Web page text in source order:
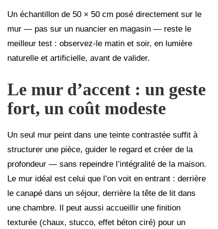
Un échantillon de 50 × 50 cm posé directement sur le
mur — pas sur un nuancier en magasin — reste le
meilleur test : observez-le matin et soir, en lumière
naturelle et artificielle, avant de valider.
Le mur d’accent : un geste
fort, un coût modeste
Un seul mur peint dans une teinte contrastée suffit à
structurer une pièce, guider le regard et créer de la
profondeur — sans repeindre l’intégralité de la maison.
Le mur idéal est celui que l’on voit en entrant : derrière
le canapé dans un séjour, derrière la tête de lit dans
une chambre. Il peut aussi accueillir une finition
texturée (chaux, stucco, effet béton ciré) pour un